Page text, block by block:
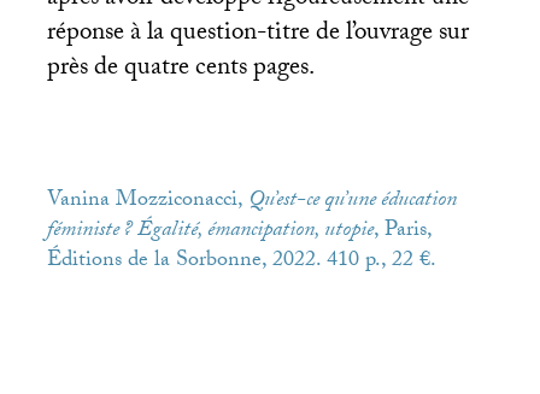
réponse à la question-titre de l’ouvrage sur
près de quatre cents pages.
Vanina Mozziconacci, Qu’est-ce qu’une éducation
féministe? Égalité, émancipation, utopie, Paris,
Éditions de la Sorbonne, 2022. 410 p., 22 €.